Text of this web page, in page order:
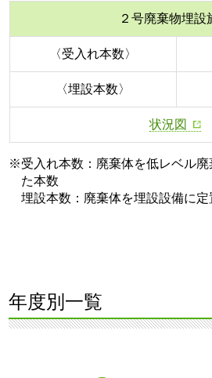
２号廃棄物埋設
〈受入れ本数〉
〈埋設本数〉
状況図
※受入れ本数：廃棄体を低レベル廃
た本数
埋設本数：廃棄体を埋設設備に定
年度別一覧